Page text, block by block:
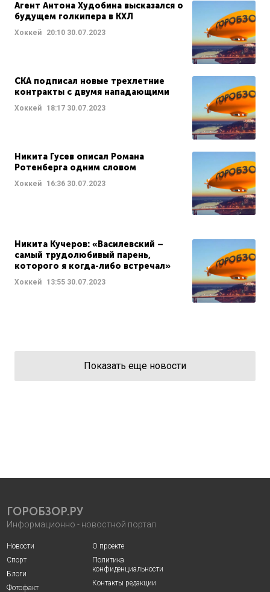
Агент Антона Худобина высказался о
будущем голкипера в КХЛ
Хоккей 20:10 30.07.2023
СКА подписал новые трехлетние
контракты с двумя нападающими
Хоккей 18:17 30.07.2023
Никита Гусев описал Романа
Ротенберга одним словом
Хоккей 16:36 30.07.2023
Никита Кучеров: «Василевский –
самый трудолюбивый парень,
которого я когда-либо встречал»
Хоккей 13:55 30.07.2023
Показать еще новости
ГОРОБЗОР.РУ
Информационно - новостной портал
Новости
Спорт
Блоги
Фотофакт
О проекте
Политика
конфиденциальности
Контакты редакции